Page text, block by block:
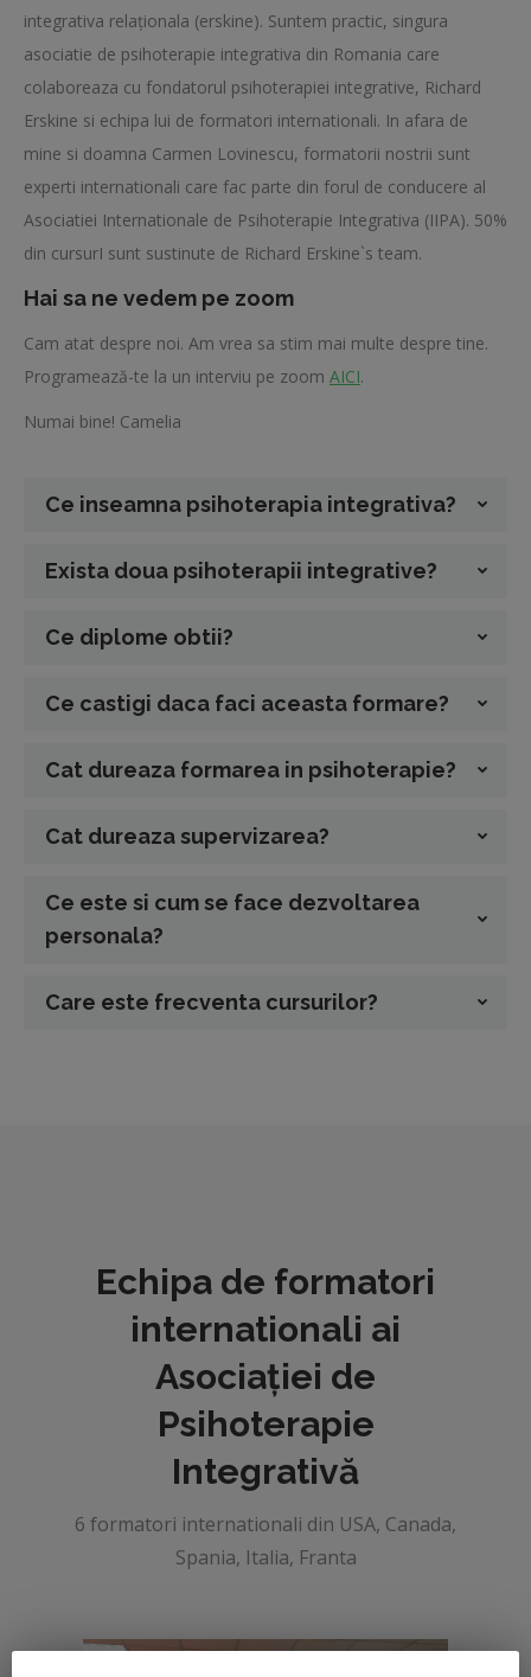
integrativa relaționala (erskine). Suntem practic, singura
asociatie de psihoterapie integrativa din Romania care
colaboreaza cu fondatorul psihoterapiei integrative, Richard
Erskine si echipa lui de formatori internationali. In afara de
mine si doamna Carmen Lovinescu, formatorii nostrii sunt
experti internationali care fac parte din forul de conducere al
Asociatiei Internationale de Psihoterapie Integrativa (IIPA). 50%
din cursurI sunt sustinute de Richard Erskine`s team.
Hai sa ne vedem pe zoom
Cam atat despre noi. Am vrea sa stim mai multe despre tine.
Programează-te la un interviu pe zoom AICI.
Numai bine! Camelia
Ce inseamna psihoterapia integrativa?
Exista doua psihoterapii integrative?
Ce diplome obtii?
Ce castigi daca faci aceasta formare?
Cat dureaza formarea in psihoterapie?
Cat dureaza supervizarea?
Ce este si cum se face dezvoltarea
personala?
Care este frecventa cursurilor?
Echipa de formatori
internationali ai
Asociației de
Psihoterapie
Integrativă
6 formatori internationali din USA, Canada,
Spania, Italia, Franta